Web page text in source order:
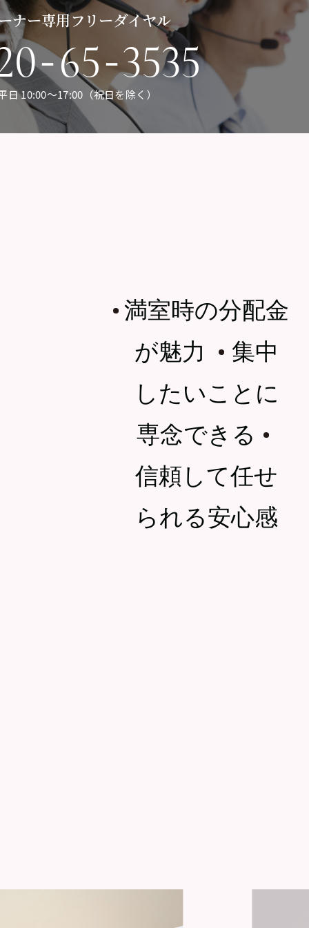
ナー専用フリーダイヤル
-65-3535
日 10:00〜17:00（祝日を除く）
・満室時の分配金
が魅力 ・集中
したいことに
専念できる ・
信頼して任せ
られる安心感